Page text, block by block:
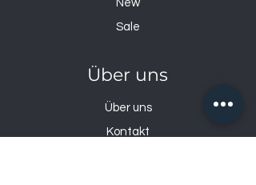
New
Sale
Über uns
Über uns
Kontakt